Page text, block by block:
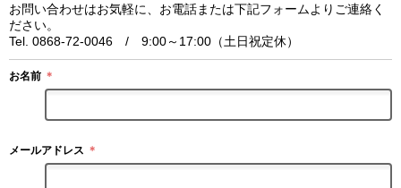
お問い合わせはお気軽に、お電話または下記フォームよりご連絡く
ださい。
Tel. 0868-72-0046 / 9:00～17:00（土日祝定休）
お名前 ＊
メールアドレス ＊